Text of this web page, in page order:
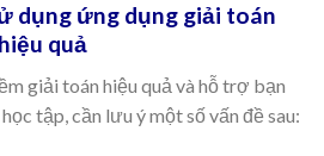
dụng ứng dụng giải toán
quả
giải toán hiệu quả và hỗ trợ bạn
tập, cần lưu ý một số vấn đề sau: